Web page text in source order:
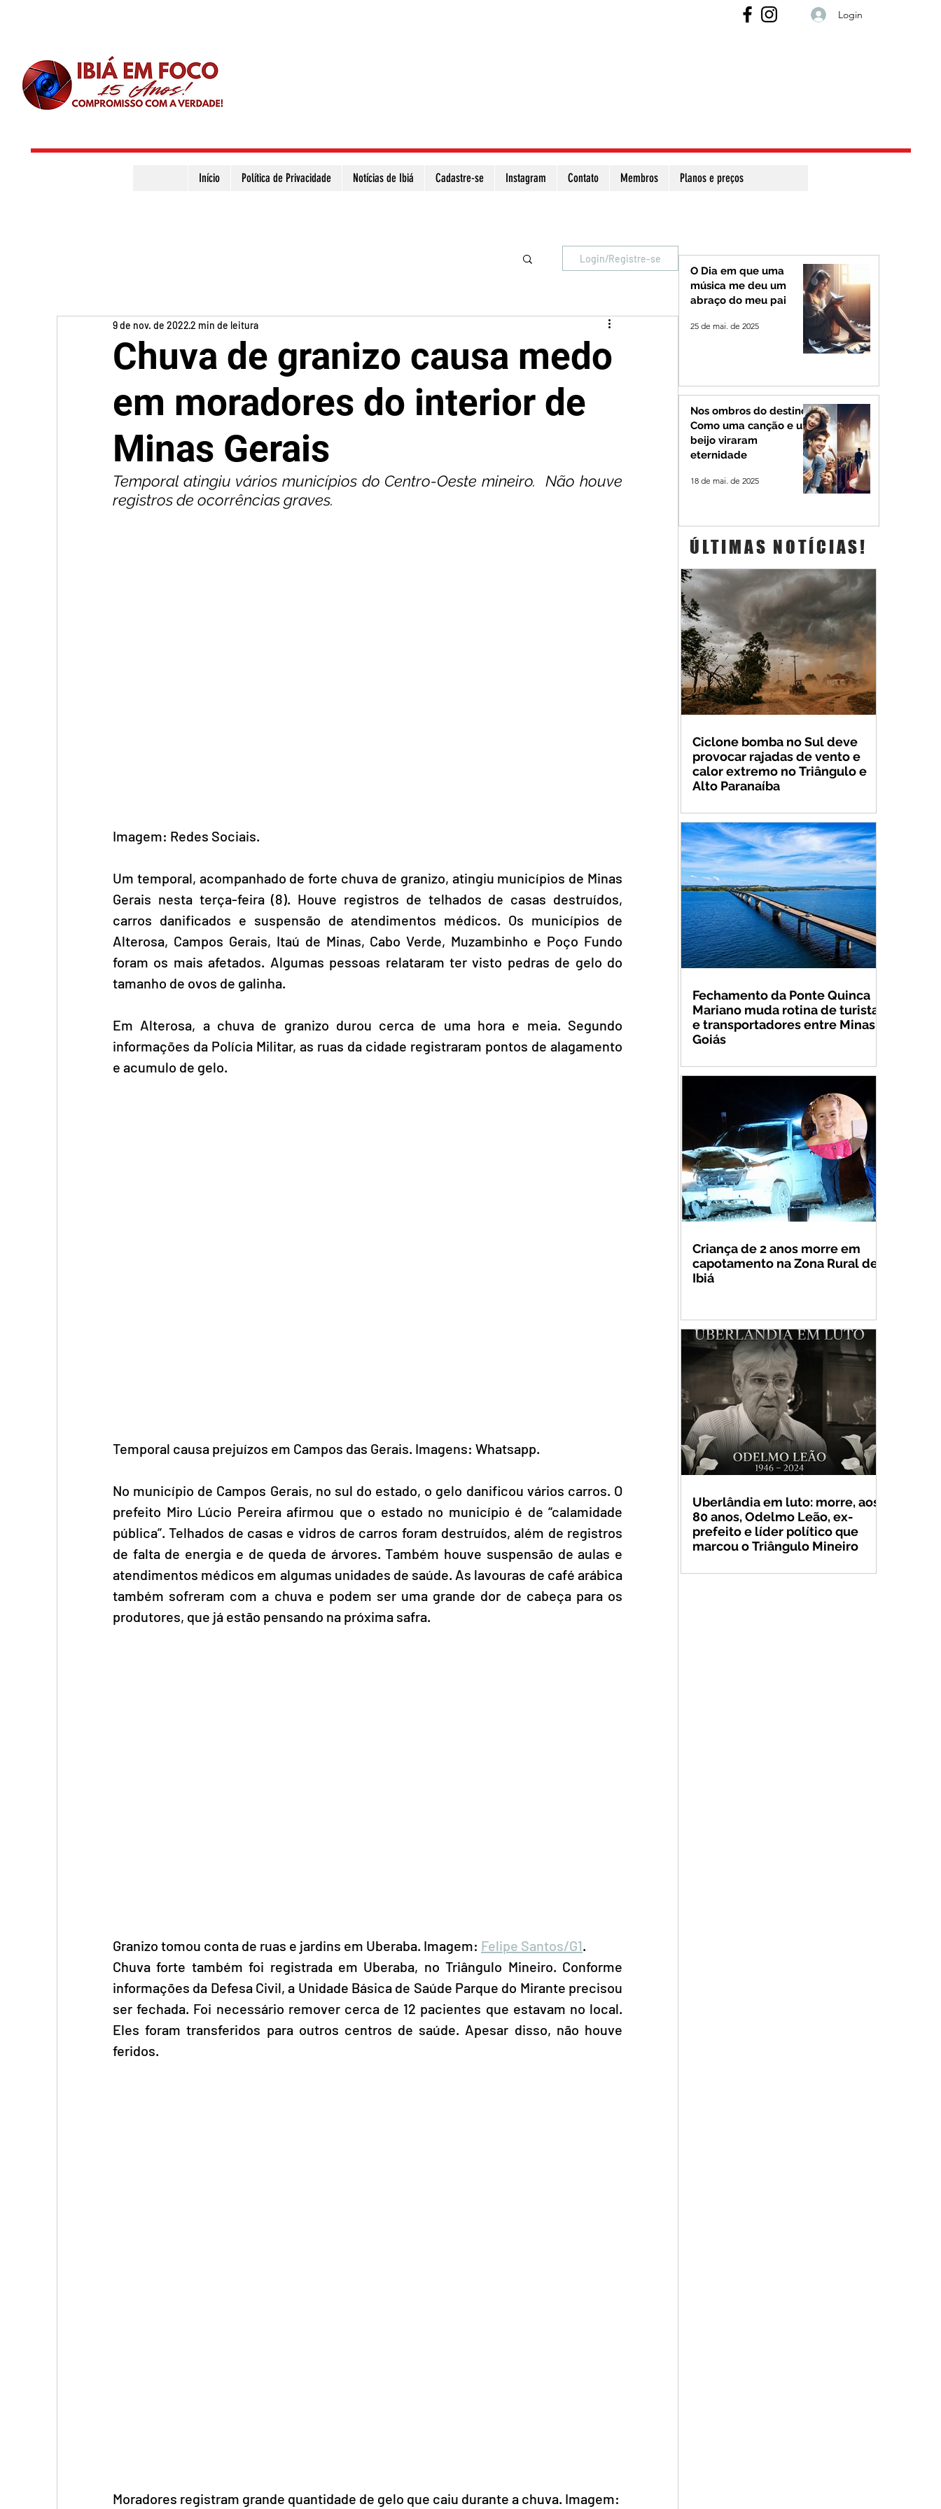
Login
Início Política de Privacidade Notícias de Ibiá Cadastre-se Instagram Contato Membros Planos e preços
Login/Registre-se
Chuva de granizo causa medo
em moradores do interior de
Minas Gerais
9 de nov. de 20222 min de leitura
Temporal atingiu vários municípios do Centro-Oeste mineiro.  Não houve
registros de ocorrências graves.
Imagem: Redes Sociais.
Um temporal, acompanhado de forte chuva de granizo, atingiu municípios de Minas
Gerais nesta terça-feira (8). Houve registros de telhados de casas destruídos,
carros danificados e suspensão de atendimentos médicos. Os municípios de
Alterosa, Campos Gerais, Itaú de Minas, Cabo Verde, Muzambinho e Poço Fundo
foram os mais afetados. Algumas pessoas relataram ter visto pedras de gelo do
tamanho de ovos de galinha.
Em Alterosa, a chuva de granizo durou cerca de uma hora e meia. Segundo
informações da Polícia Militar, as ruas da cidade registraram pontos de alagamento
e acumulo de gelo.
Temporal causa prejuízos em Campos das Gerais. Imagens: Whatsapp.
No município de Campos Gerais, no sul do estado, o gelo danificou vários carros. O
prefeito Miro Lúcio Pereira afirmou que o estado no município é de “calamidade
pública”. Telhados de casas e vidros de carros foram destruídos, além de registros
de falta de energia e de queda de árvores. Também houve suspensão de aulas e
atendimentos médicos em algumas unidades de saúde. As lavouras de café arábica
também sofreram com a chuva e podem ser uma grande dor de cabeça para os
produtores, que já estão pensando na próxima safra.
Granizo tomou conta de ruas e jardins em Uberaba. Imagem: Felipe Santos/G1.
Chuva forte também foi registrada em Uberaba, no Triângulo Mineiro. Conforme
informações da Defesa Civil, a Unidade Básica de Saúde Parque do Mirante precisou
ser fechada. Foi necessário remover cerca de 12 pacientes que estavam no local.
Eles foram transferidos para outros centros de saúde. Apesar disso, não houve
feridos.
Moradores registram grande quantidade de gelo que caiu durante a chuva. Imagem:
O Dia em que uma
música me deu um
abraço do meu pai
25 de mai. de 2025
Nos ombros do destino:
Como uma canção e um
beijo viraram
eternidade
18 de mai. de 2025
ÚLTIMAS NOTÍCIAS!
Ciclone bomba no Sul deve
provocar rajadas de vento e
calor extremo no Triângulo e
Alto Paranaíba
Fechamento da Ponte Quinca
Mariano muda rotina de turistas
e transportadores entre Minas e
Goiás
Criança de 2 anos morre em
capotamento na Zona Rural de
Ibiá
Uberlândia em luto: morre, aos
80 anos, Odelmo Leão, ex-
prefeito e líder político que
marcou o Triângulo Mineiro